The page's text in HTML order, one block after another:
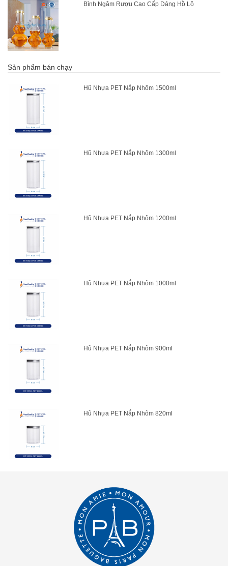
Bình Ngâm Rượu Cao Cấp Dáng Hồ Lô
Sản phẩm bán chạy
Hũ Nhựa PET Nắp Nhôm 1500ml
Hũ Nhựa PET Nắp Nhôm 1300ml
Hũ Nhựa PET Nắp Nhôm 1200ml
Hũ Nhựa PET Nắp Nhôm 1000ml
Hũ Nhựa PET Nắp Nhôm 900ml
Hũ Nhựa PET Nắp Nhôm 820ml